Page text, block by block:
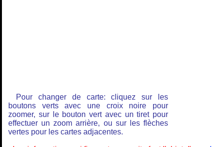
Pour changer de carte: cliquez sur les
boutons verts avec une croix noire pour
zoomer, sur le bouton vert avec un tiret pour
effectuer un zoom arrière, ou sur les flèches
vertes pour les cartes adjacentes.